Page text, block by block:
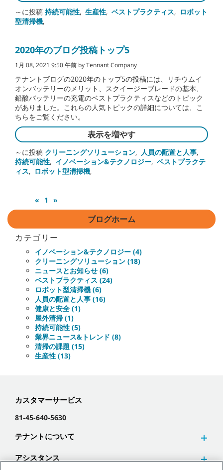
～に投稿 持続可能性, 生産性, ベストプラクティス, ロボット
型清掃機,
2020年のブログ投稿トップ5
1月 08, 2021 9:50 午前 by Tennant Company
テナントブログの2020年のトップ5の投稿には、リチウムイ
オンバッテリーのメリット、スクイージーブレードの基本、
鉛酸バッテリーの充電のベストプラクティスなどのトピック
がありました。これらの人気トピックの詳細については、こ
ちらをご覧ください。
表示を増やす
～に投稿 クリーニングソリューション, 人員の配置と人事,
持続可能性, イノベーション&テクノロジー, ベストプラクテ
ィス, ロボット型清掃機,
« 1 »
ブログホーム
カテゴリー
イノベーション&テクノロジー (4)
クリーニングソリューション (18)
ニュースとお知らせ (6)
ベストプラクティス (24)
ロボット型清掃機 (6)
人員の配置と人事 (16)
健康と安全 (1)
屋外清掃 (1)
持続可能性 (5)
業界ニュース&トレンド (8)
清掃の課題 (15)
生産性 (13)
カスタマーサービス
81-45-640-5630
テナントについて
アシスタンス